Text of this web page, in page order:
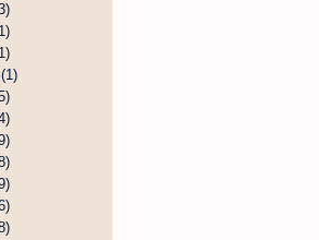
(1)